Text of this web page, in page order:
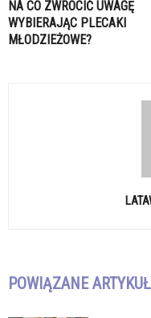
NA CO ZWRÓCIĆ UWAGĘ
WYBIERAJĄC PLECAKI
MŁODZIEŻOWE?
POWIĄZANE